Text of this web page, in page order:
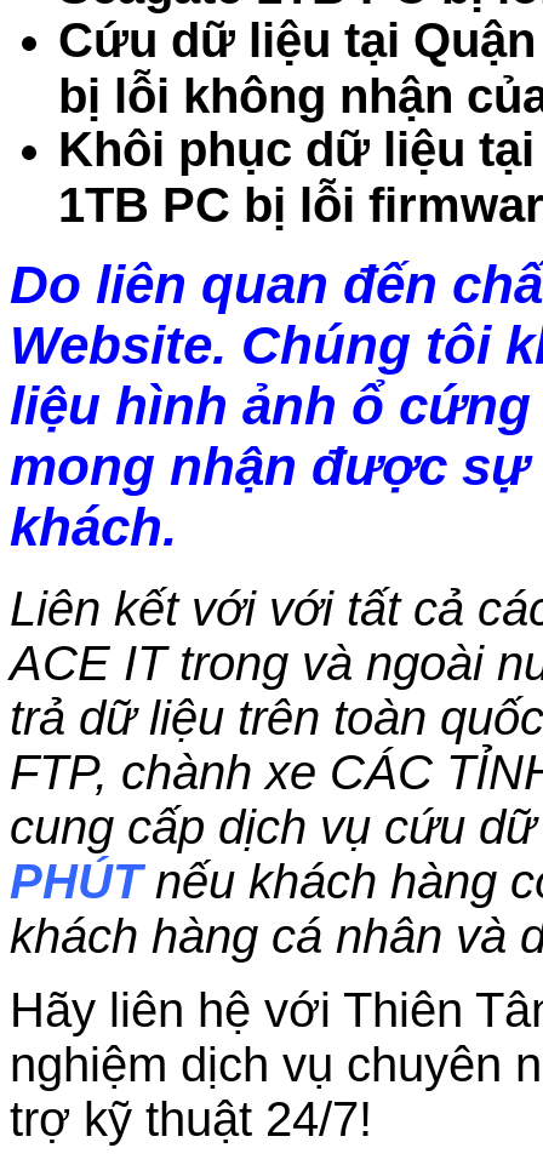
Cứu dữ liệu tại
bị lỗi không nhận
Khôi phục dữ liệu
1TB PC bị lỗi
Do liên quan đến
Website. Chúng tôi
liệu hình ảnh ổ
mong nhận được
khách.
Liên kết với với tất cả
ACE IT trong và ngoài
trả dữ liệu trên toàn
FTP, chành xe CÁC
cung cấp dịch vụ cứu
PHÚTnếu khách hàng
khách hàng cá nhân và
Hãy liên hệ với Thiên
nghiệm dịch vụ chuyên
trợ kỹ thuật 24/7!